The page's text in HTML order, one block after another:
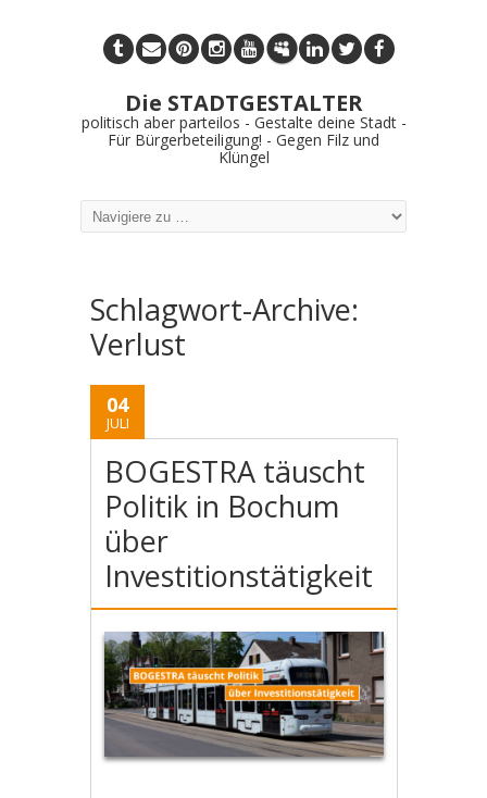
Die STADTGESTALTER
politisch aber parteilos - Gestalte deine Stadt -
Für Bürgerbeteiligung! - Gegen Filz und
Klüngel
Schlagwort-Archive:
Verlust
04
JULI
BOGESTRA täuscht
Politik in Bochum
über
Investitionstätigkeit